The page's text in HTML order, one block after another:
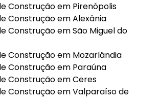
Construção em Pirenópolis
Construção em Alexânia
Construção em São Miguel do
Construção em Mozarlândia
Construção em Paraúna
Construção em Ceres
Construção em Valparaíso de